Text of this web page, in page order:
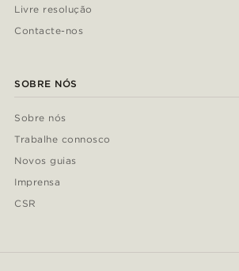
Livre resolução
Contacte-nos
SOBRE NÓS
Sobre nós
Trabalhe connosco
Novos guias
Imprensa
CSR